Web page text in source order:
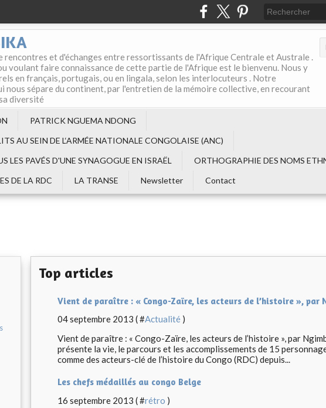
rencontres et d'échanges entre ressortissants de l'Afrique Centrale et Australe .
voulant faire connaissance de cette partie de l'Afrique est le bienvenu. Nous y
en français, portugais, ou en lingala, selon les interlocuteurs . Notre
nous sépare du continent, par l'entretien de la mémoire collective, en recourant
diversité
PATRICK NGUEMA NDONG
AU SEIN DE L‘ARMÉE NATIONALE CONGOLAISE (ANC)
LES PAVÉS D'UNE SYNAGOGUE EN ISRAËL
ORTHOGRAPHIE DES NOMS
DE LA RDC
LA TRANSE Newsletter Contact
Top articles
Vient de paraître : « Congo-Zaïre, les acteurs de l’histoire », par
04 septembre 2013 ( #Actualité )
Vient de paraître : « Congo-Zaïre, les acteurs de l’histoire », par
présente la vie, le parcours et les accomplissements de 15
comme des acteurs-clé de l’histoire du Congo (RDC) depuis...
Les chefs médaillés au congo Belge
16 septembre 2013 ( #rétro )